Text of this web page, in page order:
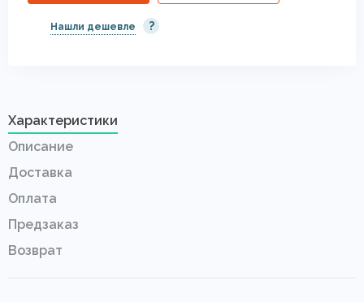
Нашли дешевле ?
Характеристики
Описание
Доставка
Оплата
Предзаказ
Возврат